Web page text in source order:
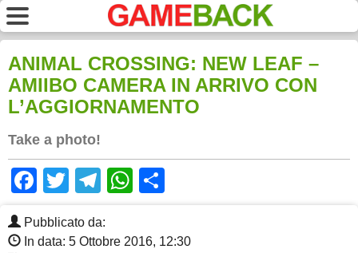
ANIMAL CROSSING: NEW LEAF –
AMIIBO CAMERA IN ARRIVO CON
L’AGGIORNAMENTO
Take a photo!
Facebook
TwitterTelegram
WhatsApp
Pubblicato da:
In data: 5 Ottobre 2016, 12:30